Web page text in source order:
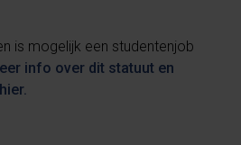
is mogelijk een studentenjob
info over dit statuut en